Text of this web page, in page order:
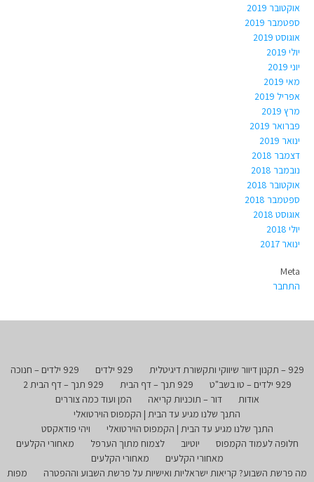
אוקטובר 2019
ספטמבר 2019
אוגוסט 2019
יולי 2019
יוני 2019
מאי 2019
אפריל 2019
מרץ 2019
פברואר 2019
ינואר 2019
דצמבר 2018
נובמבר 2018
אוקטובר 2018
ספטמבר 2018
אוגוסט 2018
יולי 2018
ינואר 2017
Meta
התחבר
929 – תקנון דיוור שיווקי ותקשורת דיגיטלית 929 ילדים
929 ילדים – חנוכה
929 ילדים – טו בשב"ט
929 תנך – דף הבית
929 תנך – דף הבית 2
אודות
דור – תוכניות קריאה
המן ועוד כמה צוררים
התנך שלנו מגיע עד הבית | הקמפוס הוירטואלי
התנך שלנו מגיע עד הבית | הקמפוס הוירטואלי
ויהי פודאקסט
חלופה לעמוד הקמפוס
יוטיוב לצמוח מתוך הערפל
מאחורי הקלעים
מאחורי הקלעים
מאחורי הקלעים
מה פרשת השבוע? קריאות ישראליות ואישיות על פרשת השבוע וההפטרה
מפות